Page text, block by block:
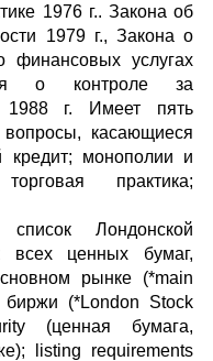
1976 г.. Закона об
1979 г., Закона о
финансовых услугах
о контроле за
1988 г. Имеет пять
касающиеся
кредит; монополии и
практика;
Лондонской
ценных бумаг,
рынке (*main
(*London Stock
(ценная бумага,
listing requirements